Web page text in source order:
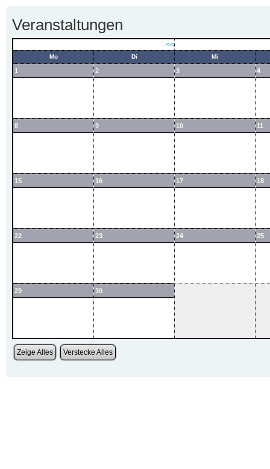
Veranstaltungen
<<
Mo Di Mi
1 2 3 4
8 9 10 11
15 16 17 18
22 23 24 25
29 30
Zeige Alles Verstecke Alles